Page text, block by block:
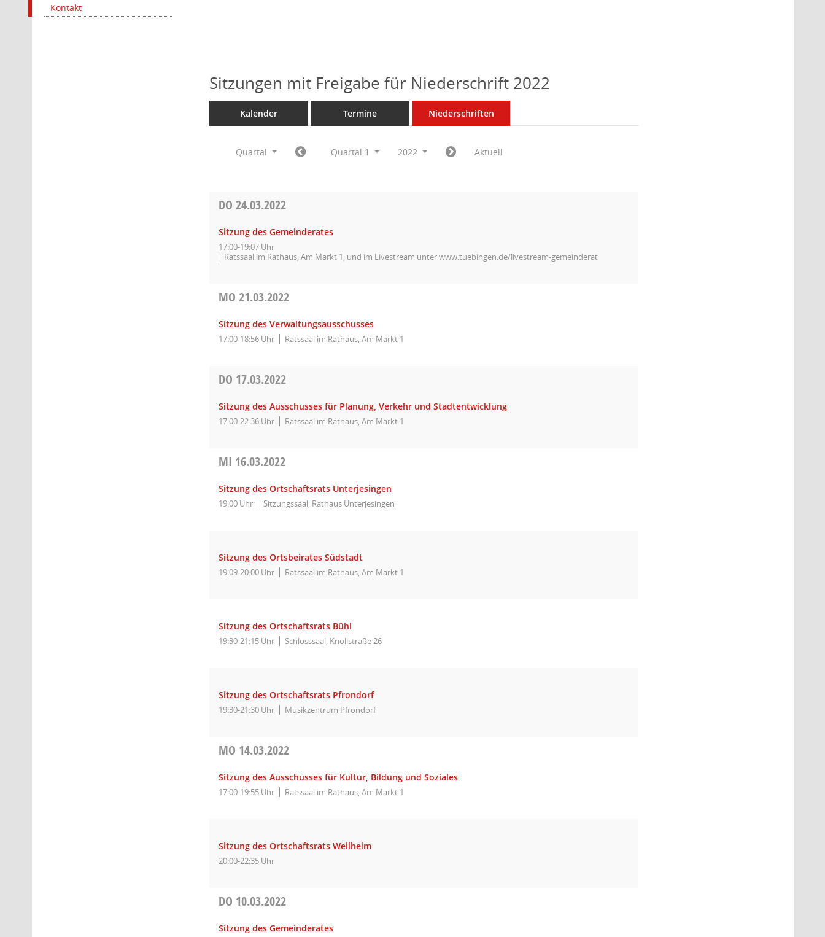
Kontakt
Sitzungen mit Freigabe für Niederschrift 2022
Kalender Termine Niederschriften
Quartal Quartal 1 2022 Aktuell
DO24.03.2022
Sitzung des Gemeinderates
17:00-19:07 Uhr
Ratssaal im Rathaus, Am Markt 1, und im Livestream unter www.tuebingen.de/livestream-gemeinderat
MO21.03.2022
Sitzung des Verwaltungsausschusses
17:00-18:56 Uhr Ratssaal im Rathaus, Am Markt 1
DO 17.03.2022
Sitzung des Ausschusses für Planung, Verkehr und Stadtentwicklung
17:00-22:36 Uhr Ratssaal im Rathaus, Am Markt 1
MI 16.03.2022
Sitzung des Ortschaftsrats Unterjesingen
19:00 Uhr Sitzungssaal, Rathaus Unterjesingen
Sitzung des Ortsbeirates Südstadt
19:09-20:00 Uhr Ratssaal im Rathaus, Am Markt 1
Sitzung des Ortschaftsrats Bühl
19:30-21:15 Uhr Schlosssaal, Knollstraße 26
Sitzung des Ortschaftsrats Pfrondorf
19:30-21:30 Uhr Musikzentrum Pfrondorf
MO 14.03.2022
Sitzung des Ausschusses für Kultur, Bildung und Soziales
17:00-19:55 Uhr Ratssaal im Rathaus, Am Markt 1
Sitzung des Ortschaftsrats Weilheim
20:00-22:35 Uhr
DO 10.03.2022
Sitzung des Gemeinderates